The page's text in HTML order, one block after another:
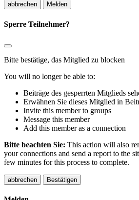
Melden
Sperre Teilnehmer?
Bitte bestätige, das Mitglied zu blocken
You will no longer be able to:
Beiträge des gesperrten Mitglieds
Erwähnen Sie dieses Mitglied in
Invite this member to groups
Message this member
Add this member as a connection
Bitte beachten Sie: This action will also
your connections and send a report to the
few minutes for this process to complete.
Bestätigen